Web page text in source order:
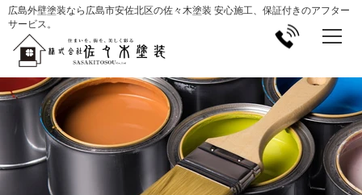
広島外壁塗装なら広島市安佐北区の佐々木塗装 安心施工、保証付きのアフター
サービス。